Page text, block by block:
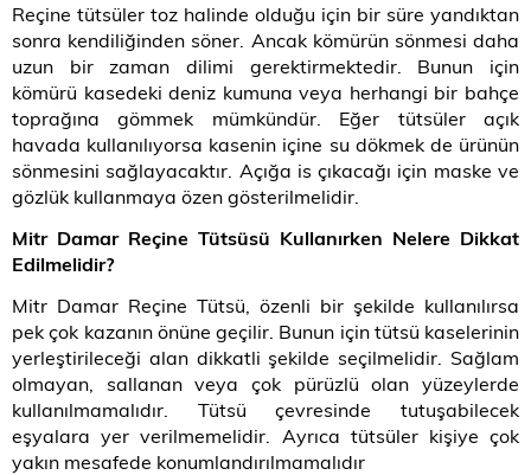
Reçine tütsüler toz halinde olduğu için bir süre yandıktan
sonra kendiliğinden söner. Ancak kömürün sönmesi daha
uzun bir zaman dilimi gerektirmektedir. Bunun için
kömürü kasedeki deniz kumuna veya herhangi bir bahçe
toprağına gömmek mümkündür. Eğer tütsüler açık
havada kullanılıyorsa kasenin içine su dökmek de ürünün
sönmesini sağlayacaktır. Açığa is çıkacağı için maske ve
gözlük kullanmaya özen gösterilmelidir.
Mitr Damar Reçine Tütsüsü Kullanırken Nelere Dikkat
Edilmelidir?
Mitr Damar Reçine Tütsü, özenli bir şekilde kullanılırsa
pek çok kazanın önüne geçilir. Bunun için tütsü kaselerinin
yerleştirileceği alan dikkatli şekilde seçilmelidir. Sağlam
olmayan, sallanan veya çok pürüzlü olan yüzeylerde
kullanılmamalıdır. Tütsü çevresinde tutuşabilecek
eşyalara yer verilmemelidir. Ayrıca tütsüler kişiye çok
yakın mesafede konumlandırılmamalıdır